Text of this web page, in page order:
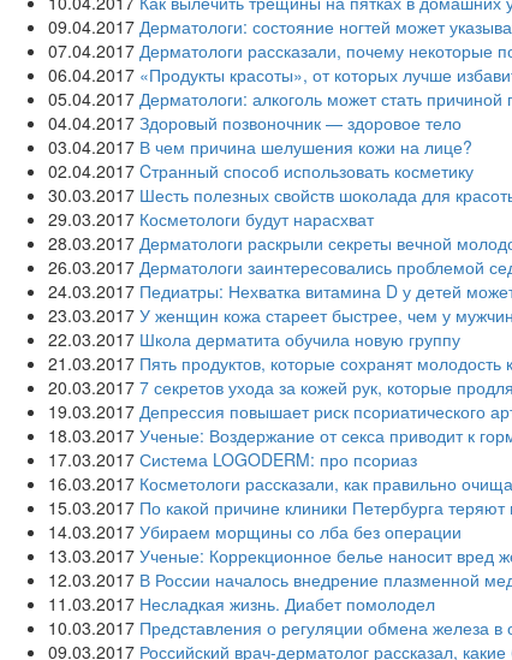
09.04.2017 Дерматологи: состояние ногтей может
07.04.2017 Дерматологи рассказали, почему некоторые
06.04.2017 «Продукты красоты», от которых лучше
05.04.2017 Дерматологи: алкоголь может стать
04.04.2017 Здоровый позвоночник — здоровое тело
03.04.2017 В чем причина шелушения кожи на лице?
02.04.2017 Cтранный способ использовать косметику
30.03.2017 Шесть полезных свойств шоколада для
29.03.2017 Косметологи будут нарасхват
28.03.2017 Дерматологи раскрыли секреты вечной
26.03.2017 Дерматологи заинтересовались проблемой
24.03.2017 Педиатры: Нехватка витамина D у детей
23.03.2017 У женщин кожа стареет быстрее, чем у мужчин
22.03.2017 Школа дерматита обучила новую группу
21.03.2017 Пять продуктов, которые сохранят молодость
20.03.2017 7 секретов ухода за кожей рук, которые
19.03.2017 Депрессия повышает риск псориатического
18.03.2017 Ученые: Воздержание от секса приводит к
17.03.2017 Система LOGODERM: про псориаз
16.03.2017 Косметологи рассказали, как правильно
15.03.2017 По какой причине клиники Петербурга теряют
14.03.2017 Убираем морщины со лба без операции
13.03.2017 Ученые: Коррекционное белье наносит вред
12.03.2017 В России началось внедрение плазменной
11.03.2017 Несладкая жизнь. Диабет помолодел
10.03.2017 Представления о регуляции обмена железа в
09.03.2017 Российский врач-дерматолог рассказал,